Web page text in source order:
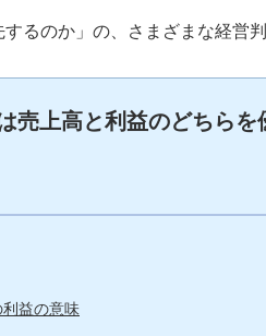
するのか」の、さまざまな経営
売上高と利益のどちらを
益の意味